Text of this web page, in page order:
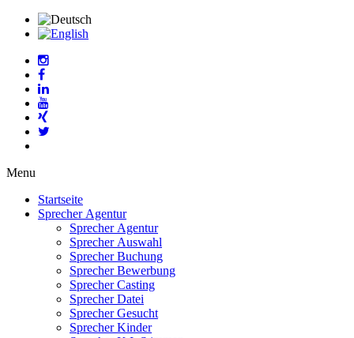
Menu
Startseite
Sprecher Agentur
Sprecher Agentur
Sprecher Auswahl
Sprecher Buchung
Sprecher Bewerbung
Sprecher Casting
Sprecher Datei
Sprecher Gesucht
Sprecher Kinder